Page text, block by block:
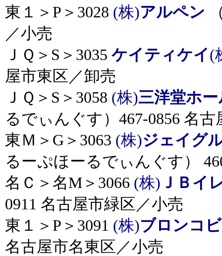
東１＞P＞3028 (株)アルペン
／小売
ＪＱ＞S＞3035 ケイティケイ(
屋市東区／卸売
ＪＱ＞S＞3058 (株)三洋堂ホ
るでぃんぐす）467-0856 名
東Ｍ＞G＞3063 (株)ジェイグ
るーぷほーるでぃんぐす）
名Ｃ＞名M＞3066 (株) ＪＢイ
0911 名古屋市緑区／小売
東１＞P＞3091 (株)ブロンコ
名古屋市名東区／小売